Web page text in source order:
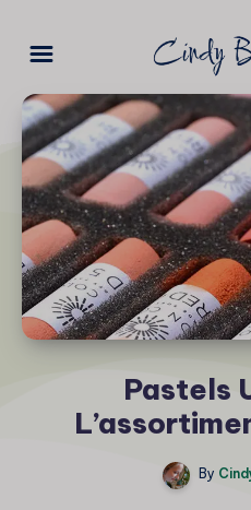
Pastels
By